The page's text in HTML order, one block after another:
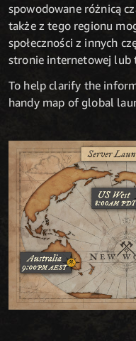
spowodowane różnicą
także z tego regionu
społeczności z innych
stronie internetowej lub
To help clarify the
handy map of global